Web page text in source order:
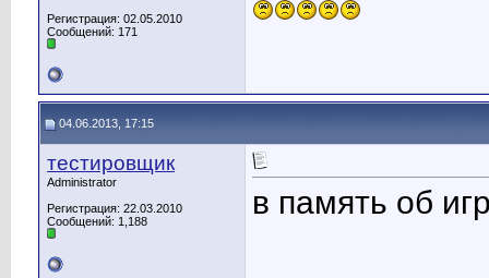
Регистрация: 02.05.2010
Сообщений: 171
04.06.2013, 17:15
тестировщик
Administrator
Регистрация: 22.03.2010
Сообщений: 1,188
в память об